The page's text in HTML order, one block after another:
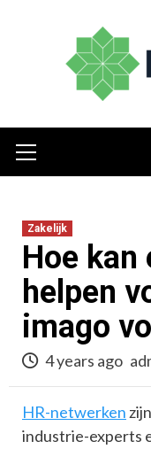
Menu
Zakelijk
Hoe kan
helpen
imago
4 years ago
HR-netwerken
industrie-experts